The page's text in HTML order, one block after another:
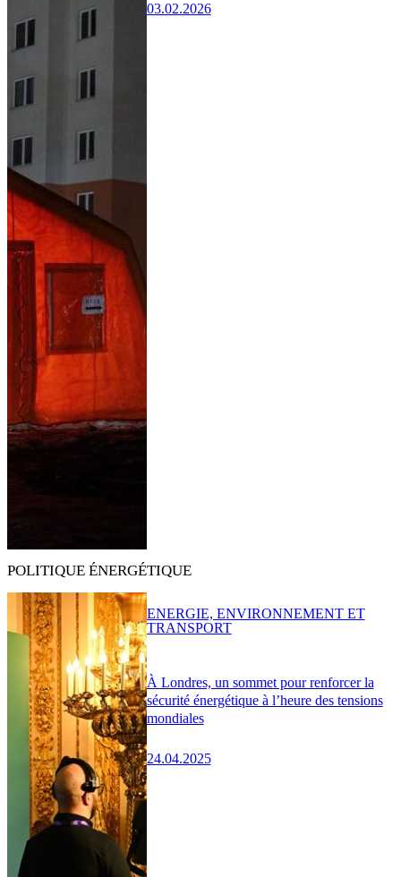
03.02.2026
POLITIQUE ÉNERGÉTIQUE
À Londres, un sommet pour renforcer la
sécurité énergétique à l’heure des tensions
mondiales
24.04.2025
ENERGIE, ENVIRONNEMENT ET
TRANSPORT